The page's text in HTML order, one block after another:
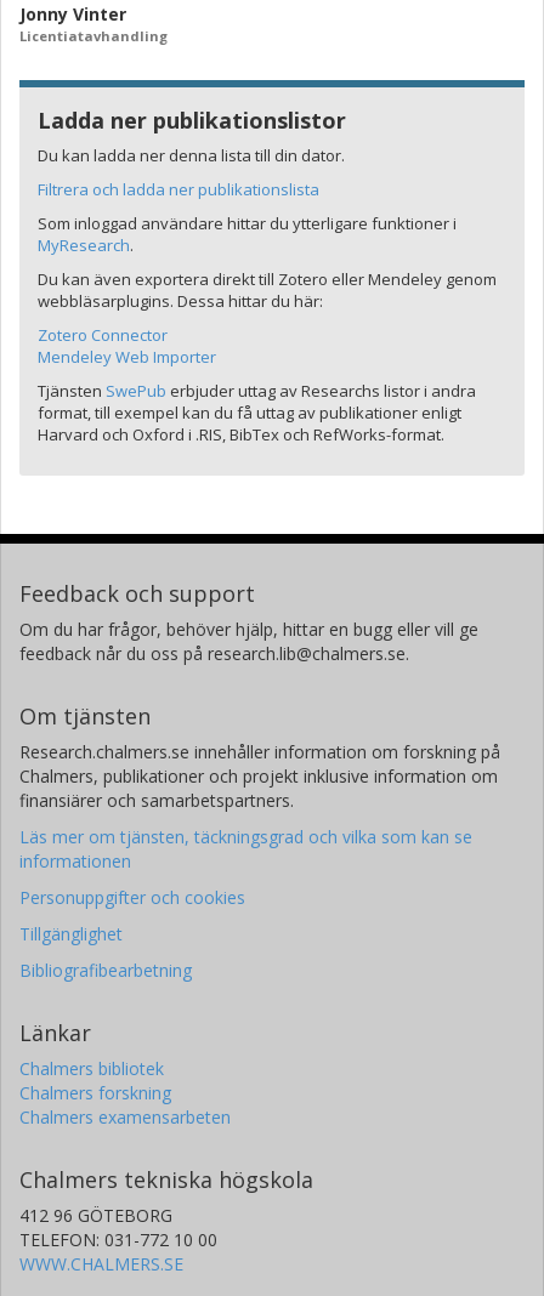
Jonny Vinter
Licentiatavhandling
Ladda ner publikationslistor
Du kan ladda ner denna lista till din dator.
Filtrera och ladda ner publikationslista
Som inloggad användare hittar du ytterligare funktioner i
MyResearch.
Du kan även exportera direkt till Zotero eller Mendeley genom
webbläsarplugins. Dessa hittar du här:
Zotero Connector
Mendeley Web Importer
Tjänsten SwePub erbjuder uttag av Researchs listor i andra
format, till exempel kan du få uttag av publikationer enligt
Harvard och Oxford i .RIS, BibTex och RefWorks-format.
Feedback och support
Om du har frågor, behöver hjälp, hittar en bugg eller vill ge
feedback når du oss på research.lib@chalmers.se.
Om tjänsten
Research.chalmers.se innehåller information om forskning på
Chalmers, publikationer och projekt inklusive information om
finansiärer och samarbetspartners.
Läs mer om tjänsten, täckningsgrad och vilka som kan se
informationen
Personuppgifter och cookies
Tillgänglighet
Bibliografibearbetning
Länkar
Chalmers bibliotek
Chalmers forskning
Chalmers examensarbeten
Chalmers tekniska högskola
412 96 GÖTEBORG
TELEFON: 031-772 10 00
WWW.CHALMERS.SE